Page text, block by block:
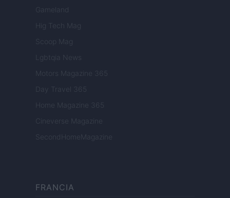
Gameland
Hig Tech Mag
Scoop Mag
Lgbtqia News
Motors Magazine 365
Day Travel 365
Home Magazine 365
Cineverse Magazine
SecondHomeMagazine
FRANCIA